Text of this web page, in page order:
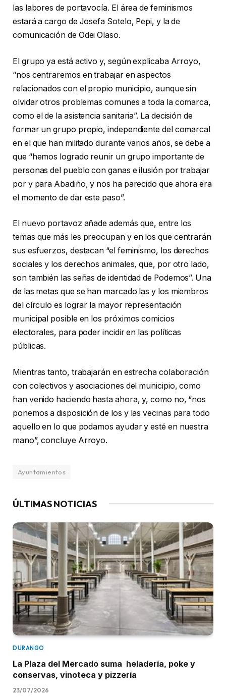
las labores de portavocía. El área de feminismos
estará a cargo de Josefa Sotelo, Pepi, y la de
comunicación de Odei Olaso.
El grupo ya está activo y, según explicaba Arroyo,
“nos centraremos en trabajar en aspectos
relacionados con el propio municipio, aunque sin
olvidar otros problemas comunes a toda la comarca,
como el de la asistencia sanitaria”. La decisión de
formar un grupo propio, independiente del comarcal
en el que han militado durante varios años, se debe a
que “hemos logrado reunir un grupo importante de
personas del pueblo con ganas e ilusión por trabajar
por y para Abadiño, y nos ha parecido que ahora era
el momento de dar este paso”.
El nuevo portavoz añade además que, entre los
temas que más les preocupan y en los que centrarán
sus esfuerzos, destacan “el feminismo, los derechos
sociales y los derechos animales, que, por otro lado,
son también las señas de identidad de Podemos”. Una
de las metas que se han marcado las y los miembros
del círculo es lograr la mayor representación
municipal posible en los próximos comicios
electorales, para poder incidir en las políticas
públicas.
Mientras tanto, trabajarán en estrecha colaboración
con colectivos y asociaciones del municipio, como
han venido haciendo hasta ahora, y, como no, “nos
ponemos a disposición de los y las vecinas para todo
aquello en lo que podamos ayudar y esté en nuestra
mano”, concluye Arroyo.
Ayuntamientos
ÚLTIMAS NOTICIAS
DURANGO
La Plaza del Mercado suma heladería, poke y
conservas, vinoteca y pizzería
23/07/2026